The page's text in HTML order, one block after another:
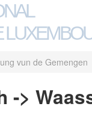
vun de Gemengen
->